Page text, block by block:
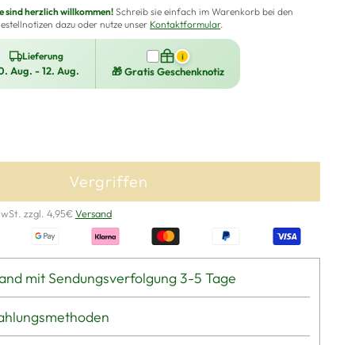
sind herzlich willkommen!Schreib sie einfach im Warenkorb bei den
dazu oder nutze unser Kontaktformular.
Lieferung
Aug. - 12. Aug.
i
🎁 Gratis Geschenknotiz
Vergriffen
zzgl. 4,95€Versand
mit Sendungsverfolgung 3-5 Tage